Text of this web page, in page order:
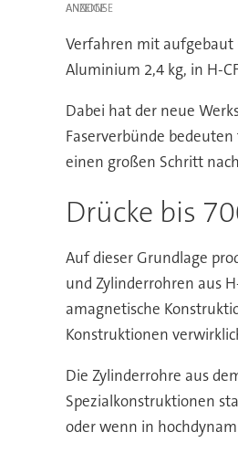
ANZEIGE
Verfahren mit aufgebaut
Aluminium 2,4 kg, in H-
Dabei hat der neue
Faserverbünde
einen großen Schritt
Drücke bis
Auf dieser Grundlage
und Zylinderrohren aus
amagnetische
Konstruktionen
Die Zylinderrohre aus
Spezialkonstruktionen
oder wenn in